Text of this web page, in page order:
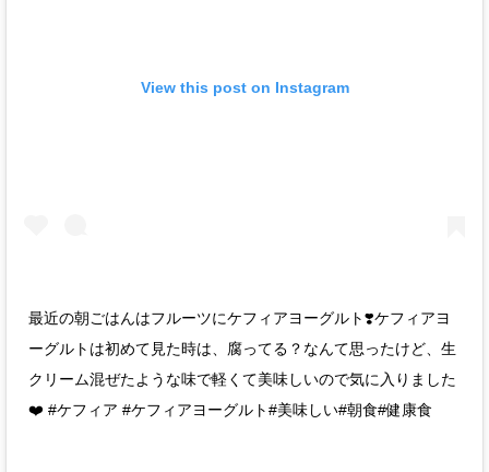
View this post on Instagram
最近の朝ごはんはフルーツにケフィアヨーグルト❣️ケフィアヨ
ーグルトは初めて見た時は、腐ってる？なんて思ったけど、生
クリーム混ぜたような味で軽くて美味しいので気に入りました
❤️ #ケフィア #ケフィアヨーグルト#美味しい#朝食#健康食